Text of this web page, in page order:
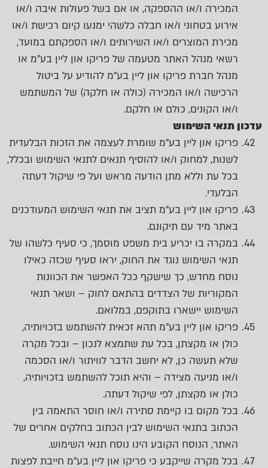
המכירה ו/או ההספקה, או אם בשל פעולות איבה ו/או
אירוע בטחוני ו/או חבלה כלשהי ימנעו קיום רכישת ו/או
מכירת המוצרים ו/או השירותים ו/או הספקתם במועד,
רשאי מנהל האתר מטעמה של פריקו און ליין בע"מ או
מנהל חברת פריקו און ליין בע"מ להודיע על ביטול
הרכישה ו/או המכירה (כולה או חלקה) של המשתמש
ו/או הקונים, כולם או חלקם.
עדכון תנאי השימוש
פריקו און ליין בע"מ שומרת לעצמה את הזכות הבלעדית
לשנות, למחוק ו/או להוסיף תנאים לתנאי השימוש ובכלל,
בכל עת וללא מתן הודעה מראש ועל פי שיקול דעתה
הבלעדי.
פריקו און ליין בע"מ תציב את תנאי השימוש המעודכנים
באתר מיד עם תיקונם.
במקרה בו יכריע בית משפט מוסמך, כי סעיף כלשהו של
תנאי השימוש נוגד את החוק, יראו סעיף שכזה כאילו
נוסח מחדש, כך שישקף ככל האפשר את הכוונות
המקוריות של הצדדים בהתאם לחוק – ושאר תנאי
השימוש יישארו בתוקפם, במלואם.
פריקו און ליין בע"מ תהא זכאית להשתמש בזכויותיה,
כולן או מקצתן, בכל עת שתמצא לנכון – ובכל מקרה
שלא תעשה כן, לא יחשב הדבר לוויתור ו/או הסכמה
ו/או מניעה מצידה – והיא תוכל להשתמש בזכויותיה,
כולן או מקצתן, לפי שיקול דעתה.
בכל מקום בו קיימת סתירה ו/או חוסר התאמה בין
הכתוב בתנאי השימוש לבין הכתוב בחלקים אחרים של
האתר, הנוסח הקובע הינו נוסח תנאי השימוש.
בכל מקרה שייקבע כי פריקו און ליין בע"מ חייבת לפצות